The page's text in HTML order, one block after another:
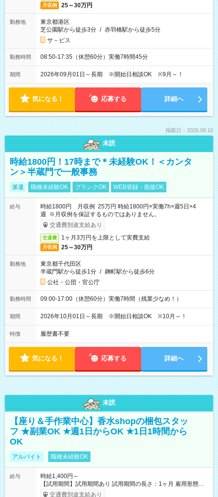
月収例 25～30万円
勤務地
東京都港区
芝公園駅から徒歩3分 / 赤羽橋駅から徒歩5分
サ－ビス
勤務時間 08:50-17:35（休憩60分）実働7時間45分
期間 2026年09月01日～長期 ※開始日相談OK ※9月～！
気になる！ 応募する 詳細へ
掲載日：2026.08.10
未読
時給1800円！17時まで＊未経験OK！＜カンタ
ン＞半蔵門で一般事務
派遣 職種未経験OK ブランクOK WEB登録・面接OK
給与
時給1800円 月収例 25万円 時給1800円×実働7h×週5日×4
週 ※月収例を保証するものではありません。
交通費別途支給あり
交通費 1ヶ月3万円を上限として実費支給
月収例 25～30万円
勤務地
東京都千代田区
半蔵門駅から徒歩1分 / 麹町駅から徒歩6分
公社・公団・官公庁
勤務時間 09:00-17:00（休憩60分）実働7時間（残業少なめ！）
期間 2026年10月01日～長期 ※開始日相談OK ※10月～！
特徴 履歴書不要
気になる！ 応募する 詳細へ
未読
【座り＆手作業中心】香水shopの梱包スタッ
フ ★副業OK ★週1日からOK ★1日1時間から
OK
アルバイト 職種未経験OK
給与
時給1,400円～
【試用期間】試用期間あり 試用期間の長さ：1ヶ月 雇用形態、
給与は本採用時と同じです。
交通費別途支給あり